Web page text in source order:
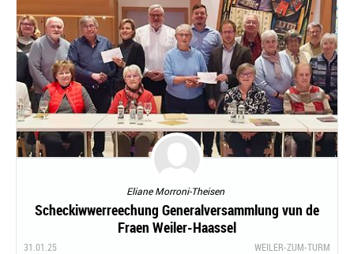
Eliane Morroni-Theisen
Scheckiwwerreechung Generalversammlung vun de
Fraen Weiler-Haassel
31.01.25 WEILER-ZUM-TURM